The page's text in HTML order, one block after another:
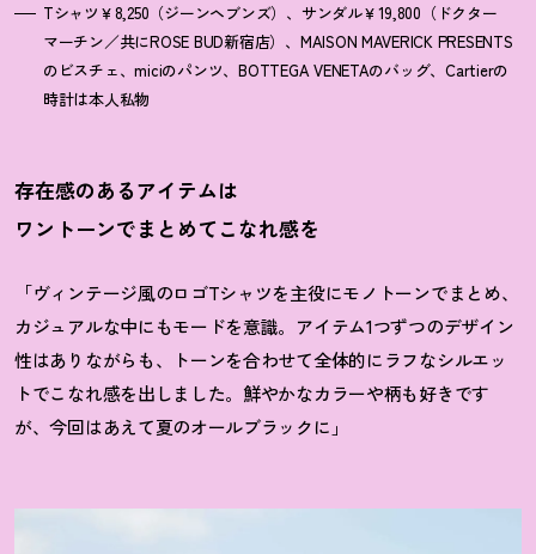
Tシャツ￥8,250（ジーンヘブンズ）、サンダル￥19,800（ドクター
マーチン／共にROSE BUD新宿店）、MAISON MAVERICK PRESENTS
のビスチェ、miciのパンツ、BOTTEGA VENETAのバッグ、Cartierの
時計は本人私物
存在感のあるアイテムは
ワントーンでまとめてこなれ感を
「ヴィンテージ風のロゴTシャツを主役にモノトーンでまとめ、
カジュアルな中にもモードを意識。アイテム1つずつのデザイン
性はありながらも、トーンを合わせて全体的にラフなシルエッ
トでこなれ感を出しました。鮮やかなカラーや柄も好きです
が、今回はあえて夏のオールブラックに」